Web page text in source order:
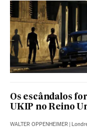
Os escândalos
UKIP no Reino
WALTER OPPENHEIMER |